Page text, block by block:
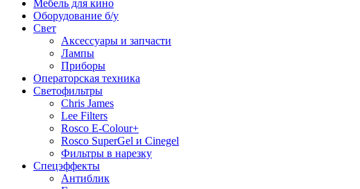
Мебель для кино
Оборудование б/у
Свет
Аксессуары и запчасти
Лампы
Приборы
Операторская техника
Светофильтры
Chris James
Lee Filters
Rosco E-Colour+
Rosco SuperGel и Cinegel
Фильтры в нарезку
Спецэффекты
Антиблик